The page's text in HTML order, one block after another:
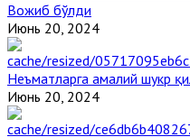
Вожиб бўлди
Июнь 20, 2024
Неъматларга амалий шукр
Июнь 20, 2024